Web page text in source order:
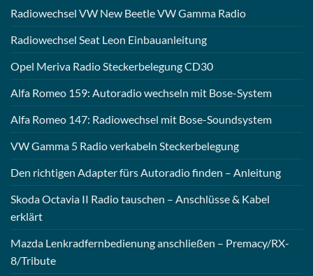
Radiowechsel VW New Beetle VW Gamma Radio
Radiowechsel Seat Leon Einbauanleitung
Opel Meriva Radio Steckerbelegung CD30
Alfa Romeo 159: Autoradio wechseln mit Bose-System
Alfa Romeo 147: Radiowechsel mit Bose-Soundsystem
VW Gamma 5 Radio verkabeln Steckerbelegung
Den richtigen Adapter fürs Autoradio finden – Anleitung
Skoda Octavia II Radio tauschen – Anschlüsse & Kabel
erklärt
Mazda Lenkradfernbedienung anschließen – Premacy/RX-
8/Tribute